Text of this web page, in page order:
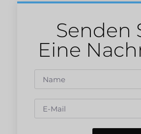
Senden
Eine